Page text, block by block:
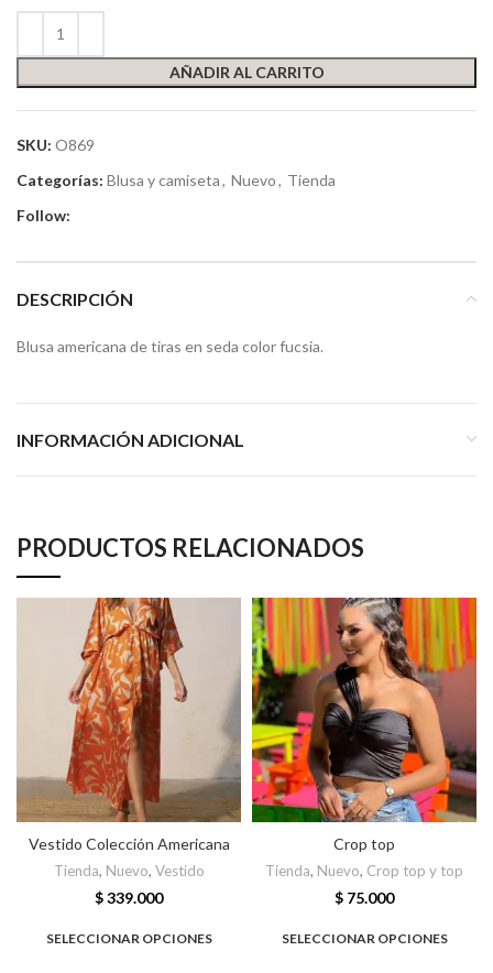
AÑADIR AL CARRITO
SKU: O869
Categorías: Blusa y camiseta, Nuevo, Tienda
Follow:
DESCRIPCIÓN
Blusa americana de tiras en seda color fucsia.
INFORMACIÓN ADICIONAL
PRODUCTOS RELACIONADOS
Vestido Colección Americana
Tienda, Nuevo, Vestido
$339.000
SELECCIONAR OPCIONES
Crop top
Tienda, Nuevo, Crop top y top
$ 75.000
SELECCIONAR OPCIONES